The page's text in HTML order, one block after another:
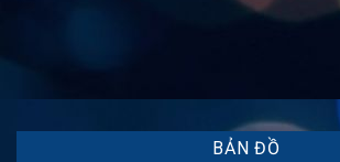
BẢN ĐỒ